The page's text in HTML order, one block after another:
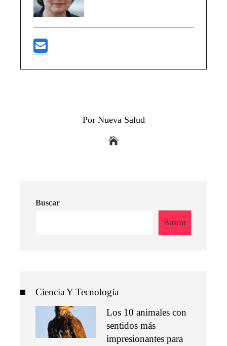
Por Nueva Salud
Buscar
Buscar
Ciencia Y Tecnología
Los 10 animales con
sentidos más
impresionantes para